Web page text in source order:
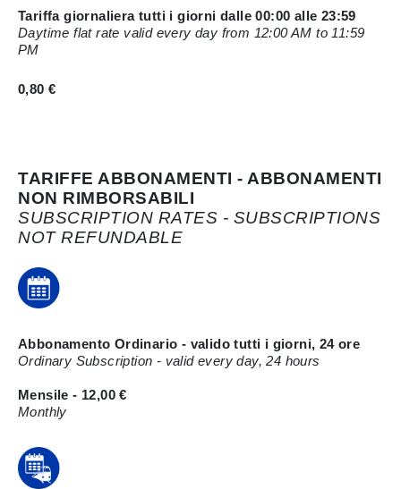
Tariffa giornaliera tutti i giorni dalle 00:00 alle 23:59
Daytime flat rate valid every day from 12:00 AM to 11:59
PM
0,80 €
TARIFFE ABBONAMENTI - ABBONAMENTI
NON RIMBORSABILI
SUBSCRIPTION RATES - SUBSCRIPTIONS
NOT REFUNDABLE
Abbonamento Ordinario - valido tutti i giorni, 24 ore
Ordinary Subscription - valid every day, 24 hours
Mensile - 12,00 €
Monthly